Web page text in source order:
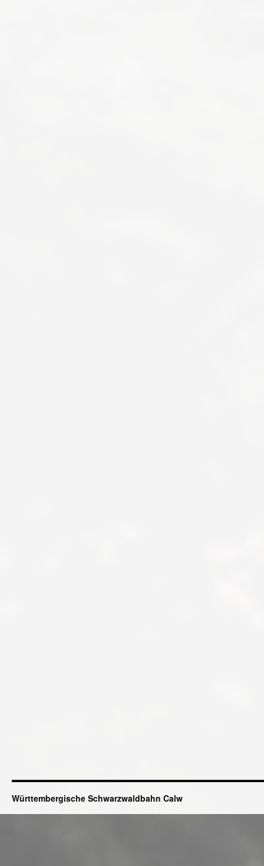
Württembergische Schwarzwaldbahn Calw